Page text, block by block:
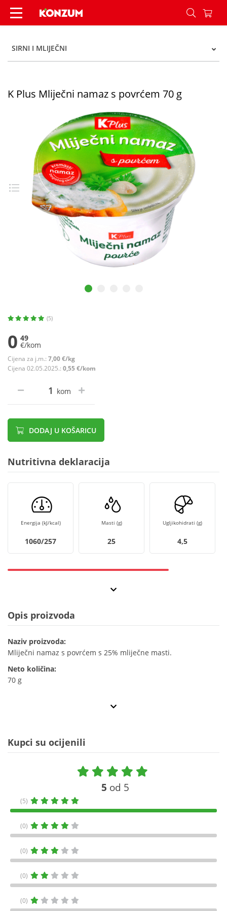
K Plus Mliječni namaz s povrćem 70 g - Konzum
SIRNI I MLIJEČNI
K Plus Mliječni namaz s povrćem 70 g
(5)
0 49
€/kom
Cijena za j.m.: 7,00 €/kg
Cijena 02.05.2025.: 0,55 €/kom
kom
DODAJ U KOŠARICU
Nutritivna deklaracija
Energija (kJ/kcal)
1060/257
Masti (g)
25
Ugljikohidrati (g)
4,5
Opis proizvoda
Naziv proizvoda:
Mliječni namaz s povrćem s 25% mliječne masti.
Neto količina:
70 g
Kupci su ocijenili
5 od 5
(5)
(0)
(0)
(0)
(0)